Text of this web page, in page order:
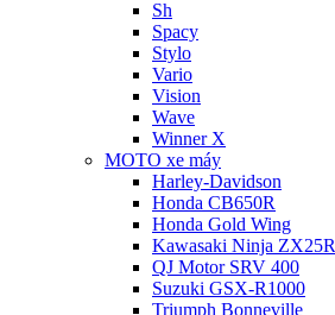
Sh
Spacy
Stylo
Vario
Vision
Wave
Winner X
MOTO xe máy
Harley-Davidson
Honda CB650R
Honda Gold Wing
Kawasaki Ninja ZX25R
QJ Motor SRV 400
Suzuki GSX-R1000
Triumph Bonneville